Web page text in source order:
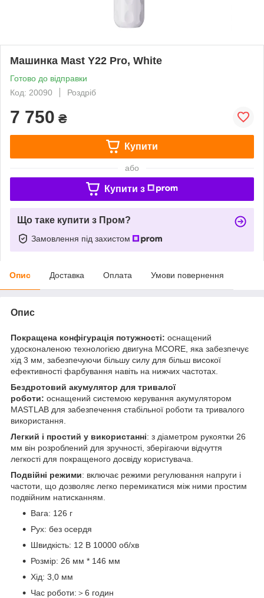
Машинка Mast Y22 Pro, White
Готово до відправки
Код: 20090
Роздріб
7 750 ₴
Купити
або
Купити з
Що таке купити з Пром?
Замовлення під захистом
Опис Доставка Оплата Умови повернення
Опис
Покращена конфігурація потужності: оснащений
удосконаленою технологією двигуна MCORE, яка забезпечує
хід 3 мм, забезпечуючи більшу силу для більш високої
ефективності фарбування навіть на нижчих частотах.
Бездротовий акумулятор для тривалої
роботи: оснащений системою керування акумулятором
MASTLAB для забезпечення стабільної роботи та тривалого
використання.
Легкий і простий у використанні: з діаметром рукоятки 26
мм він розроблений для зручності, зберігаючи відчуття
легкості для покращеного досвіду користувача.
Подвійні режими: включає режими регулювання напруги і
частоти, що дозволяє легко перемикатися між ними простим
подвійним натисканням.
Вага: 126 г
Рух: без осердя
Швидкість: 12 В 10000 об/хв
Розмір: 26 мм * 146 мм
Хід: 3,0 мм
Час роботи:＞6 годин